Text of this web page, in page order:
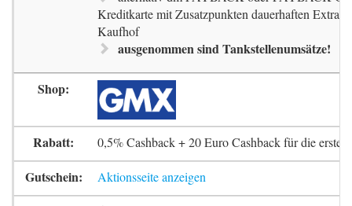
Kreditkarte mit Zusatzpunkten dauerhaften Extra-
Kaufhof
ausgenommen sind Tankstellenumsätze!
0,5% Cashback + 20 Euro Cashback für die erste
Aktionsseite anzeigen